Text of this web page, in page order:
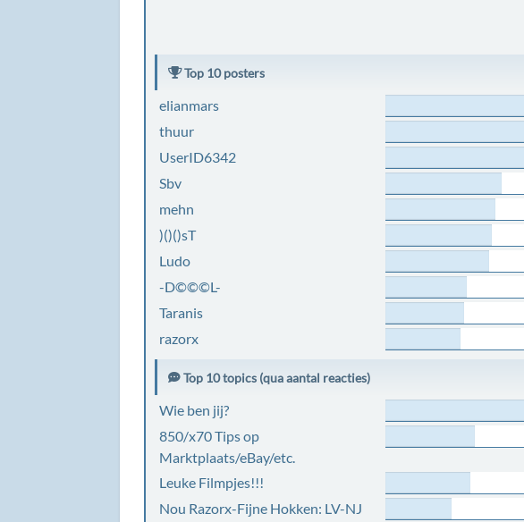
Top 10 posters
elianmars
thuur
UserID6342
Sbv
mehn
)()()sT
Ludo
-D©©©L-
Taranis
razorx
Top 10 topics (qua aantal reacties)
Wie ben jij?
850/x70 Tips op
Marktplaats/eBay/etc.
Leuke Filmpjes!!!
Nou Razorx-Fijne Hokken: LV-NJ